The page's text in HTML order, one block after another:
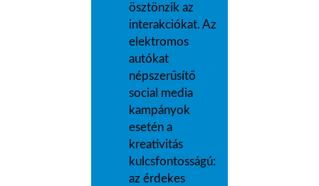
ösztönzik az
interakciókat. Az
elektromos
autókat
népszerűsítő
social media
kampányok
esetén a
kreativitás
kulcsfontosságú:
az érdekes